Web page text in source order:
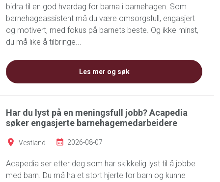
bidra til en god hverdag for barna i barnehagen. Som
barnehageassistent må du være omsorgsfull, engasjert
og motivert, med fokus på barnets beste. Og ikke minst,
du må like å tilbringe...
Les mer og søk
Har du lyst på en meningsfull jobb? Acapedia
søker engasjerte barnehagemedarbeidere
Vestland 2026-08-07
Acapedia ser etter deg som har skikkelig lyst til å jobbe
med barn. Du må ha et stort hjerte for barn og kunne